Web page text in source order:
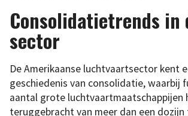
Consolidatietrends in
sector
De Amerikaanse luchtvaartsector kent
geschiedenis van consolidatie, waarbij
aantal grote luchtvaartmaatschappijen
teruggebracht van meer dan een